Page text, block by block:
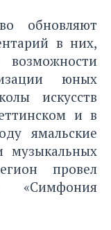
обновляют
в них,
возможности
юных
искусств
и в
ямальские
музыкальных
провел
«Симфония